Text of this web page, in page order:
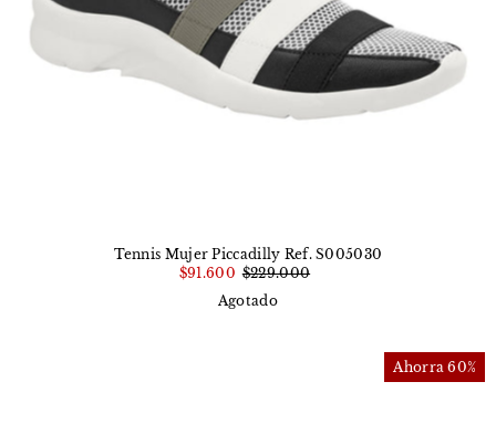
Tennis Mujer Piccadilly Ref. S005030
$91.600 $229.000
Agotado
Ahorra 60%